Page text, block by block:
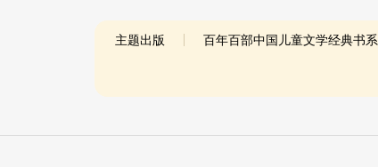
主题出版 百年百部中国儿童文学经典书系